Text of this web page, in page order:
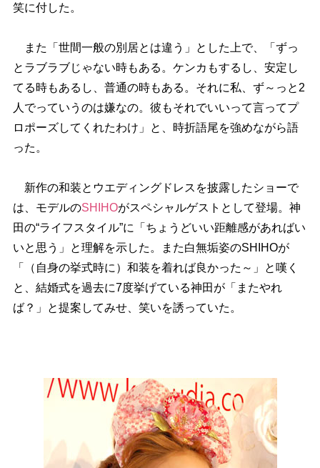
笑に付した。
また「世間一般の別居とは違う」とした上で、「ずっ
とラブラブじゃない時もある。ケンカもするし、安定し
てる時もあるし、普通の時もある。それに私、ず～っと2
人でっていうのは嫌なの。彼もそれでいいって言ってプ
ロポーズしてくれたわけ」と、時折語尾を強めながら語
った。
新作の和装とウエディングドレスを披露したショーで
は、モデルのSHIHOがスペシャルゲストとして登場。神
田の“ライフスタイル”に「ちょうどいい距離感があればい
いと思う」と理解を示した。また白無垢姿のSHIHOが
「（自身の挙式時に）和装を着れば良かった～」と嘆く
と、結婚式を過去に7度挙げている神田が「またやれ
ば？」と提案してみせ、笑いを誘っていた。